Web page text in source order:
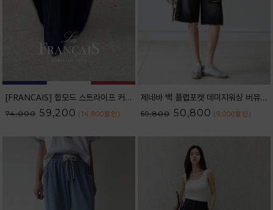
[FRANCAIS] 힙모드 스트라이프 커브라인 와이드 데님팬츠_62DP2584
74,000 59,200 (14,800할인 )
제네바 백 플랩포켓 데미지워싱 버뮤다 데님 팬츠_62PT2564
59,800 50,800 (9,000할인 )